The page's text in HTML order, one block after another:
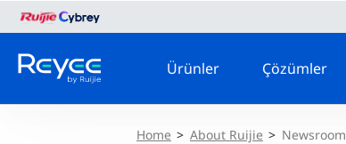
Ürünler Çözümler
Home > About Ruijie > Newsroom